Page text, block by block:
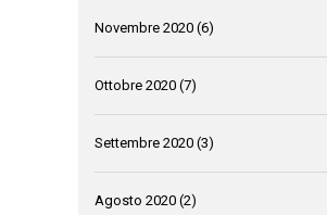
Novembre 2020 (6)
Ottobre 2020 (7)
Settembre 2020 (3)
Agosto 2020 (2)